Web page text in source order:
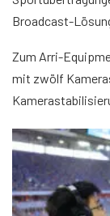
Broadcast-
Zum Arri-
mit zwölf